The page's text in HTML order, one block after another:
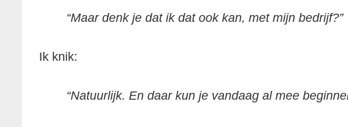
“Maar denk je dat ik dat ook kan, met mijn bedrijf?”
Ik knik:
“Natuurlijk. En daar kun je vandaag al mee